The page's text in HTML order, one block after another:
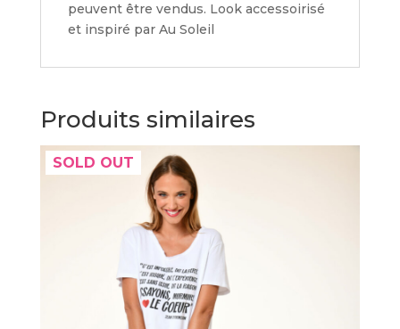
peuvent être vendus. Look accessoirisé
et inspiré par Au Soleil
Produits similaires
SOLD OUT